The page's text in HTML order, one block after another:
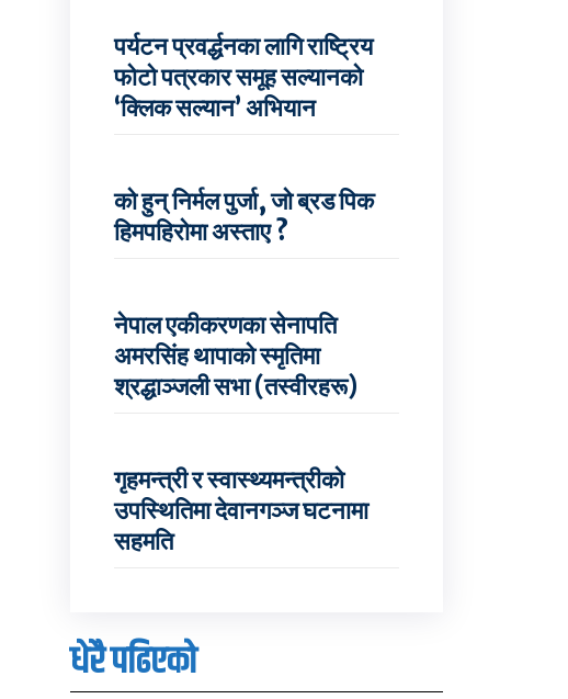
पर्यटन प्रवर्द्धनका लागि राष्ट्रिय
फोटो पत्रकार समूह सल्यानको
‘क्लिक सल्यान’ अभियान
को हुन् निर्मल पुर्जा, जो ब्रड पिक
हिमपहिरोमा अस्ताए ?
नेपाल एकीकरणका सेनापति
अमरसिंह थापाको स्मृतिमा
श्रद्धाञ्जली सभा (तस्वीरहरू)
गृहमन्त्री र स्वास्थ्यमन्त्रीको
उपस्थितिमा देवानगञ्ज घटनामा
सहमति
धेरै पढिएको